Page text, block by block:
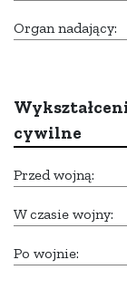
Organ nadający:
cywilne
Przed wojną:
W czasie wojny:
Po wojnie: